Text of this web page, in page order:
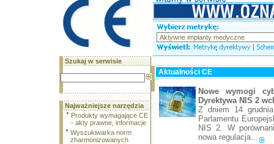
Szukaj w serwisie
Najważniejsze narzędzia
Produkty wymagające CE
- akty prawne, informacje
Wyszukiwarka norm
zharmonizowanych
Aktualności CE
Nowe wymogi
Dyrektywa NIS 2
Z dniem 14
Parlamentu
NIS 2. W
nowa regulacja...